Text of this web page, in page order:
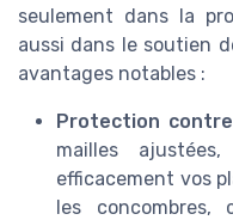
seulement dans la
aussi dans le soutien
avantages notables :
Protection
mailles
efficacement vos
les